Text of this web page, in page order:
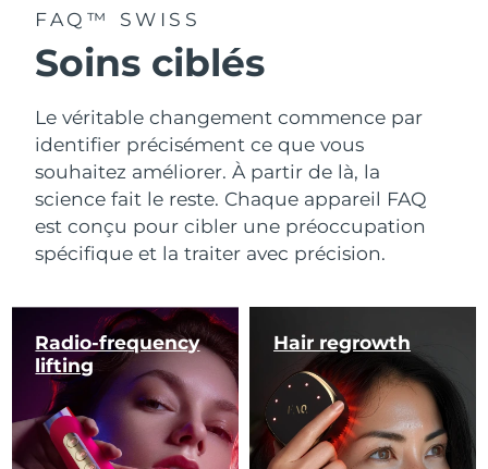
FAQ™ SWISS
Soins ciblés
Le véritable changement commence par
identifier précisément ce que vous
souhaitez améliorer. À partir de là, la
science fait le reste. Chaque appareil FAQ
est conçu pour cibler une préoccupation
spécifique et la traiter avec précision.
Radio-frequency
lifting
Hair regrowth